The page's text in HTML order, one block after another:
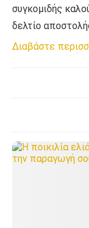
συγκομιδής
δελτίο
Διαβάστε